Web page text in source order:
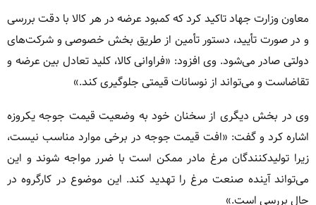
معاون وزارت جهاد تاکید کرد که کمبود عرضه در هر کالا با دقت بررسی
و در صورت تأیید، دستور تأمین از طریق بخش خصوصی و شرکت‌های
دولتی صادر می‌شود. وی افزود: «فراوانی کالا، کلید تعادل بین عرضه و
تقاضاست و می‌تواند از نوسانات قیمتی جلوگیری کند.»
وی در بخش دیگری از سخنان خود به وضعیت قیمت جوجه یکروزه
اشاره کرد و گفت: «افت قیمت جوجه در برخی موارد مناسب نیست،
زیرا تولیدکنندگان مرغ مادر ممکن است با ضرر مواجه شوند و این
می‌تواند آینده صنعت مرغ را تهدید کند. این موضوع در کارگروه در
حال بررسی است.»